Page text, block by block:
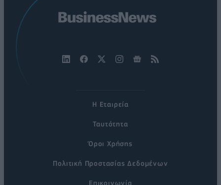
Η Εταιρεία
Ταυτότητα
Όροι Χρήσης
Πολιτική Προστασίας Δεδομένων
Επικοινωνία